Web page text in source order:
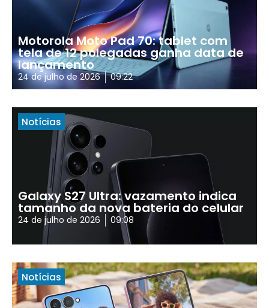
Motorola Moto Pad 70: tablet com
tela de 12 polegadas ganha data de
lançamento
24 de julho de 2026 09:22
Notícias
Galaxy S27 Ultra: vazamento indica
tamanho da nova bateria do celular
24 de julho de 2026 09:08
Notícias